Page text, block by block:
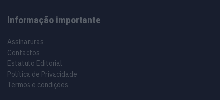
Informação importante
Assinaturas
Contactos
Estatuto Editorial
Política de Privacidade
Termos e condições